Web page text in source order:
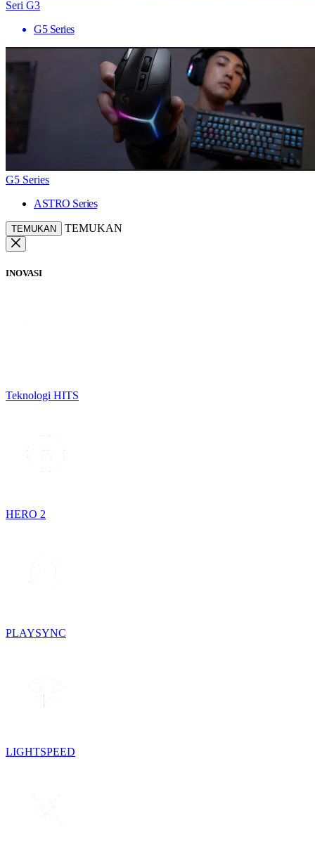
Seri G3
G5 Series
G5 Series
ASTRO Series
TEMUKAN TEMUKAN
INOVASI
Teknologi HITS
HERO 2
PLAYSYNC
LIGHTSPEED